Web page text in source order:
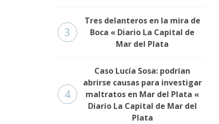
3
Tres delanteros en la mira de
Boca « Diario La Capital de
Mar del Plata
4
Caso Lucía Sosa: podrían
abrirse causas para investigar
maltratos en Mar del Plata «
Diario La Capital de Mar del
Plata